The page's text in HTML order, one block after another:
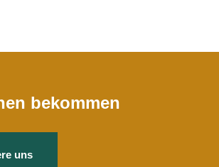
bekommen
uns